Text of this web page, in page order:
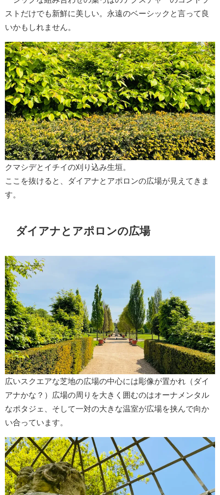
ストだけでも新鮮に美しい。永遠のベーシックと言って良
いかもしれません。
クマシデとイチイの刈り込み生垣。
ここを抜けると、ダイアナとアポロンの広場が見えてきま
す。
ダイアナとアポロンの広場
広いスクエアな芝地の広場の中心には彫像が置かれ（ダイ
アナかな？）広場の周りを大きく囲むのはオーナメンタル
なポタジェ、そして一対の大きな温室が広場を挟んで向か
い合っています。